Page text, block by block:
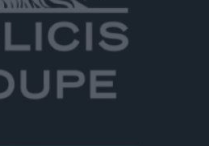
ORANGE
OPORTUNIDAD DE INCLUSIÓN
EN SU NUEVA CAMPAÑA GLOBAL DE MARCA